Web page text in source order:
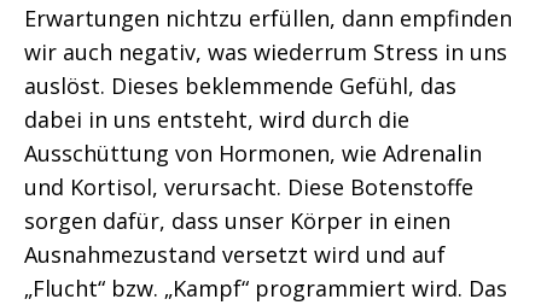
Erwartungen nichtzu erfüllen, dann empfinden
wir auch negativ, was wiederrum Stress in uns
auslöst. Dieses beklemmende Gefühl, das
dabei in uns entsteht, wird durch die
Ausschüttung von Hormonen, wie Adrenalin
und Kortisol, verursacht. Diese Botenstoffe
sorgen dafür, dass unser Körper in einen
Ausnahmezustand versetzt wird und auf
„Flucht“ bzw. „Kampf“ programmiert wird. Das